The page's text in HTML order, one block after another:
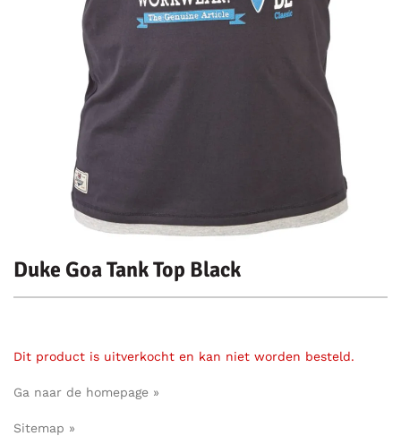
Duke Goa Tank Top Black
Dit product is uitverkocht en kan niet worden besteld.
Ga naar de homepage »
Sitemap »